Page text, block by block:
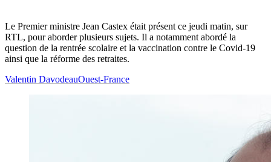
Le Premier ministre Jean Castex était présent ce jeudi matin, sur
RTL, pour aborder plusieurs sujets. Il a notamment abordé la
question de la rentrée scolaire et la vaccination contre le Covid-19
ainsi que la réforme des retraites.
Valentin DavodeauOuest-France